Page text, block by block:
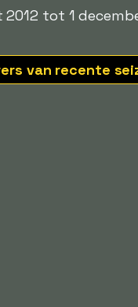
tot 1
van recente